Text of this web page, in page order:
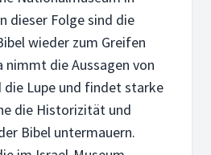
dieser Folge sind die
wieder zum Greifen
nimmt die Aussagen von
die Lupe und findet starke
die Historizität und
Bibel untermauern.